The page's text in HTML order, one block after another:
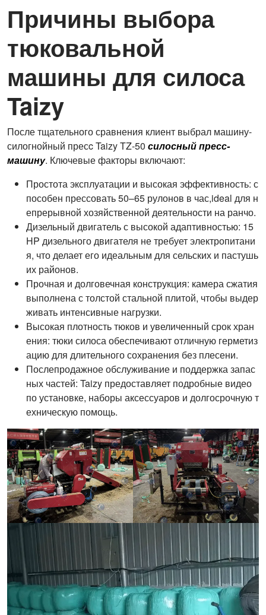
Причины выбора
тюковальной
машины для силоса
Taizy
После тщательного сравнения клиент выбрал машину-
силогнойный пресc Taizy TZ-50 силосный пресс-
машину. Ключевые факторы включают:
Простота эксплуатации и высокая эффективность: с
пособен прессовать 50–65 рулонов в час,ideal для н
епрерывной хозяйственной деятельности на ранчо.
Дизельный двигатель с высокой адаптивностью: 15
HP дизельного двигателя не требует электропитани
я, что делает его идеальным для сельских и пастушь
их районов.
Прочная и долговечная конструкция: камера сжатия
выполнена с толстой стальной плитой, чтобы выдер
живать интенсивные нагрузки.
Высокая плотность тюков и увеличенный срок хран
ения: тюки силоса обеспечивают отличную герметиз
ацию для длительного сохранения без плесени.
Послепродажное обслуживание и поддержка запас
ных частей: Taizy предоставляет подробные видео
по установке, наборы аксессуаров и долгосрочную т
ехническую помощь.